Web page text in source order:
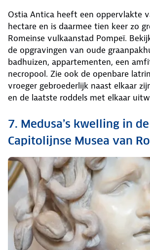
Ostia Antica heeft een oppervlakte
hectare en is daarmee tien keer zo
Romeinse vulkaanstad Pompeï.
de opgravingen van oude
badhuizen, appartementen, een
necropool. Zie ook de openbare
vroeger gebroederlijk naast elkaar
en de laatste roddels met elkaar
7. Medusa’s kwelling in de
Capitolijnse Musea van